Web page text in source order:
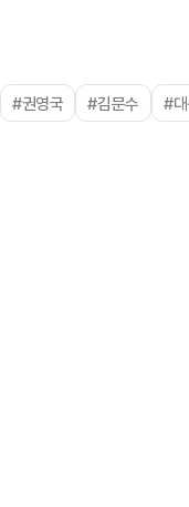
#권영국 #김문수 #